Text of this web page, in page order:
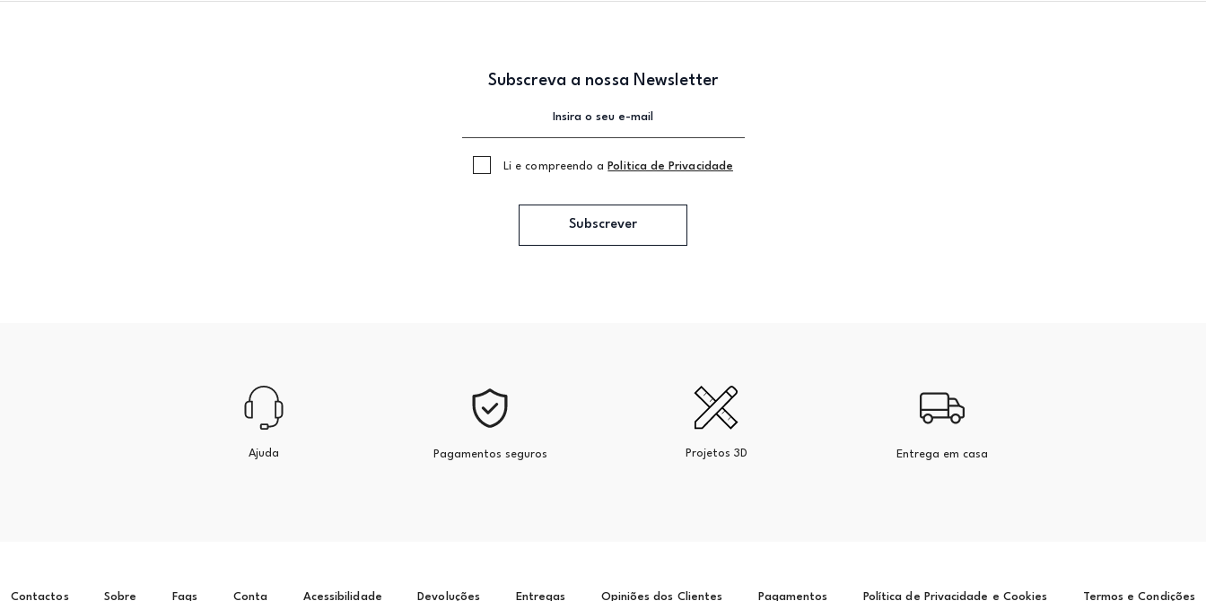
Subscreva a nossa Newsletter
Li e compreendo a Politica de Privacidade
Subscrever
Ajuda Pagamentos seguros Projetos 3D Entrega em casa
Contactos Sobre Faqs Conta Acessibilidade Devoluções Entregas Opiniões dos Clientes Pagamentos Política de Privacidade e Cookies Termos e Condições